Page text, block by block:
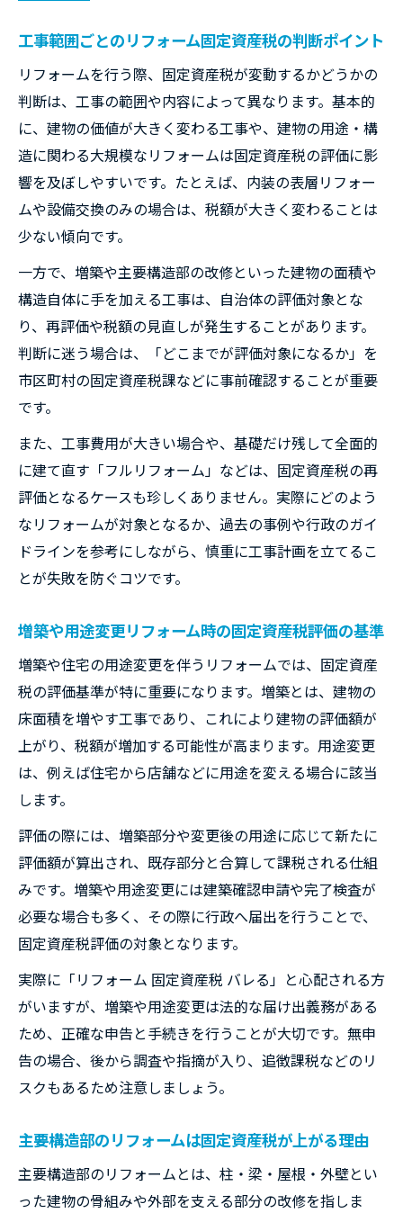
工事範囲ごとのリフォーム固定資産税の判断ポイント
リフォームを行う際、固定資産税が変動するかどうかの
判断は、工事の範囲や内容によって異なります。基本的
に、建物の価値が大きく変わる工事や、建物の用途・構
造に関わる大規模なリフォームは固定資産税の評価に影
響を及ぼしやすいです。たとえば、内装の表層リフォー
ムや設備交換のみの場合は、税額が大きく変わることは
少ない傾向です。
一方で、増築や主要構造部の改修といった建物の面積や
構造自体に手を加える工事は、自治体の評価対象とな
り、再評価や税額の見直しが発生することがあります。
判断に迷う場合は、「どこまでが評価対象になるか」を
市区町村の固定資産税課などに事前確認することが重要
です。
また、工事費用が大きい場合や、基礎だけ残して全面的
に建て直す「フルリフォーム」などは、固定資産税の再
評価となるケースも珍しくありません。実際にどのよう
なリフォームが対象となるか、過去の事例や行政のガイ
ドラインを参考にしながら、慎重に工事計画を立てるこ
とが失敗を防ぐコツです。
増築や用途変更リフォーム時の固定資産税評価の基準
増築や住宅の用途変更を伴うリフォームでは、固定資産
税の評価基準が特に重要になります。増築とは、建物の
床面積を増やす工事であり、これにより建物の評価額が
上がり、税額が増加する可能性が高まります。用途変更
は、例えば住宅から店舗などに用途を変える場合に該当
します。
評価の際には、増築部分や変更後の用途に応じて新たに
評価額が算出され、既存部分と合算して課税される仕組
みです。増築や用途変更には建築確認申請や完了検査が
必要な場合も多く、その際に行政へ届出を行うことで、
固定資産税評価の対象となります。
実際に「リフォーム 固定資産税 バレる」と心配される方
がいますが、増築や用途変更は法的な届け出義務がある
ため、正確な申告と手続きを行うことが大切です。無申
告の場合、後から調査や指摘が入り、追徴課税などのリ
スクもあるため注意しましょう。
主要構造部のリフォームは固定資産税が上がる理由
主要構造部のリフォームとは、柱・梁・屋根・外壁とい
った建物の骨組みや外部を支える部分の改修を指しま